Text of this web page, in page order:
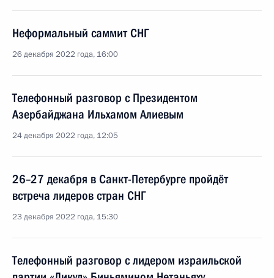
Неформальный саммит СНГ
26 декабря 2022 года, 16:00
Телефонный разговор с Президентом
Азербайджана Ильхамом Алиевым
24 декабря 2022 года, 12:05
26–27 декабря в Санкт-Петербурге пройдёт
встреча лидеров стран СНГ
23 декабря 2022 года, 15:30
Телефонный разговор с лидером израильской